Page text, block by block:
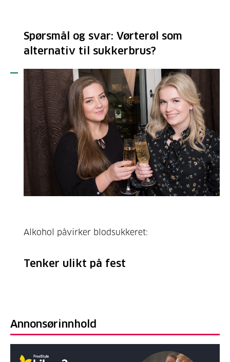
Spørsmål og svar: Vørterøl som
alternativ til sukkerbrus?
Alkohol påvirker blodsukkeret:
Tenker ulikt på fest
Annonsørinnhold